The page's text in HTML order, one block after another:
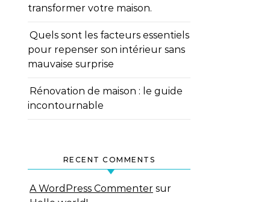
transformer votre maison.
Quels sont les facteurs essentiels
pour repenser son intérieur sans
mauvaise surprise
Rénovation de maison : le guide
incontournable
RECENT COMMENTS
A WordPress Commenter sur